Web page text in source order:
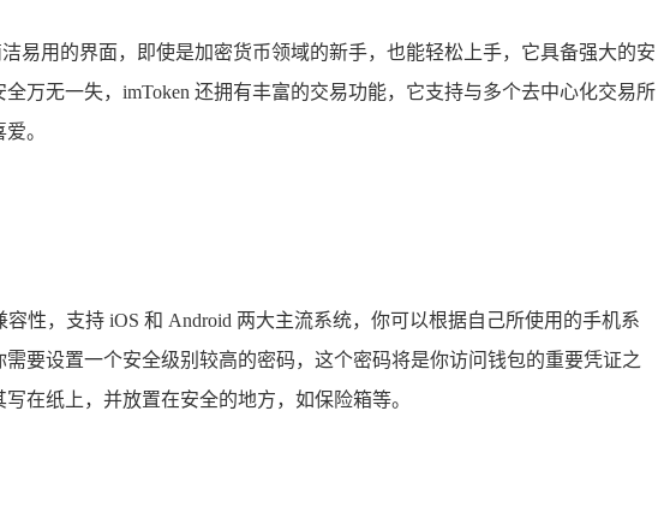
易用的界面，即使是加密货币领域的新手，也能轻松上手，它具备强大的安
万无一失，imToken 还拥有丰富的交易功能，它支持与多个去中心化交易所
。
性，支持 iOS 和 Android 两大主流系统，你可以根据自己所使用的手机系
要设置一个安全级别较高的密码，这个密码将是你访问钱包的重要凭证之
在纸上，并放置在安全的地方，如保险箱等。